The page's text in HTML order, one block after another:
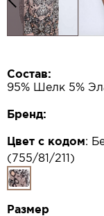
Состав:
95% Шелк 5%
Бренд:
Цвет с кодом:
(755/81/211)
Размер